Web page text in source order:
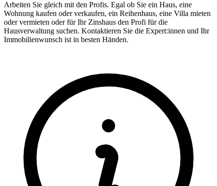
Arbeiten Sie gleich mit den Profis. Egal ob Sie ein Haus, eine
Wohnung kaufen oder verkaufen, ein Reihenhaus, eine Villa mieten
oder vermieten oder für Ihr Zinshaus den Profi für die
Hausverwaltung suchen. Kontaktieren Sie die Expert:innen und Ihr
Immobilienwunsch ist in besten Händen.